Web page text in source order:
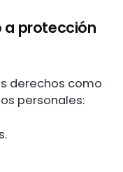
a protección
derechos como
personales: